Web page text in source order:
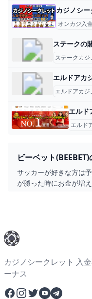
オンカジ入
ステークカジ
エルドアカジ
エルド
ビーベット
やヨーロッパリーグ
サッカーが好きな方は
が勝った時にお金が増
カジノシークレット 入
ーナス
Facebook
Instagram
Twitter
YouTube
Telegram